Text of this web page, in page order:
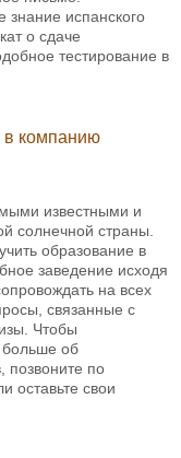
испанского
о сдаче
тестирование в
в компанию
известными и
солнечной страны.
образование в
заведение исходя
на всех
связанные с
Чтобы
больше об
позвоните по
оставьте свои